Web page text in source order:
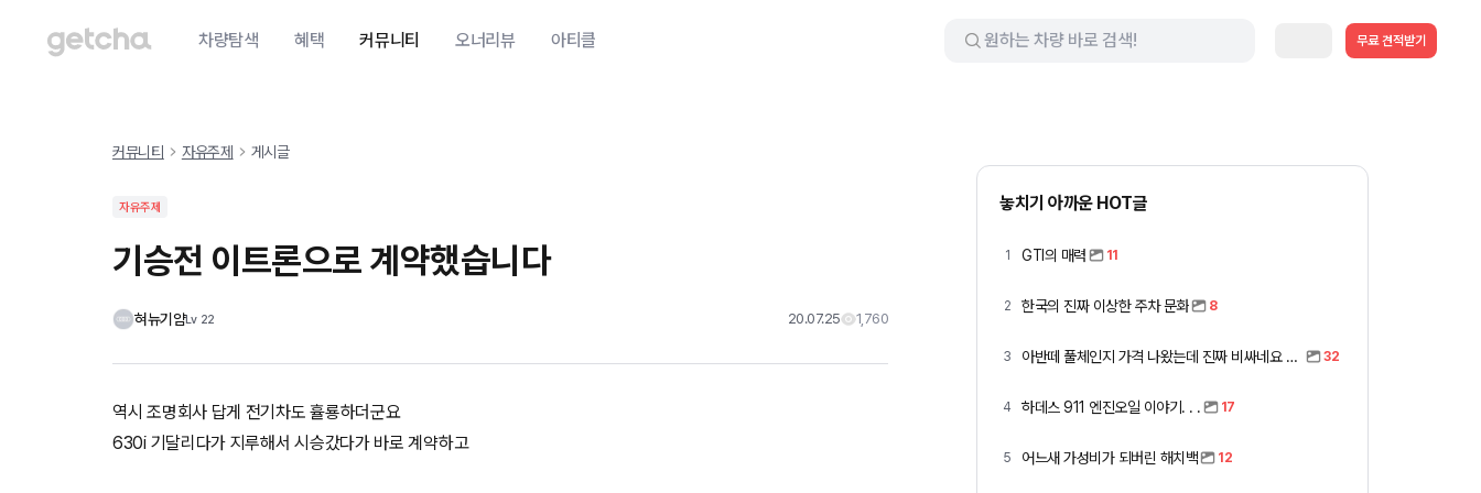
차량탐색 혜택 커뮤니티 오너리뷰 아티클 무료 견적받기
커뮤니티 자유주제 게시글
자유주제
기승전 이트론으로 계약했습니다
혀뉴기얌Lv 22 20.07.25 1,760
역시 조명회사 답게 전기차도 휼룡하더군요
630i 기달리다가 지루해서 시승갔다가 바로 계약하고
놓치기 아까운 HOT글
1 GTI의 매력 11
2 한국의 진짜 이상한 주차 문화 8
3 아반떼 풀체인지 가격 나왔는데 진짜 비싸네요 ㅎㅎ 32
4 하데스 911 엔진오일 이야기. . . 17
5 어느새 가성비가 되버린 해치백 12